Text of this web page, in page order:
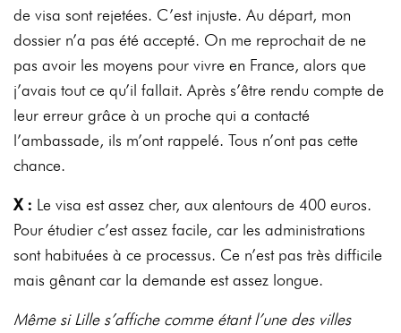
de visa sont rejetées. C’est injuste. Au départ, mon
dossier n’a pas été accepté. On me reprochait de ne
pas avoir les moyens pour vivre en France, alors que
j’avais tout ce qu’il fallait. Après s’être rendu compte de
leur erreur grâce à un proche qui a contacté
l’ambassade, ils m’ont rappelé. Tous n’ont pas cette
chance.
X : Le visa est assez cher, aux alentours de 400 euros.
Pour étudier c’est assez facile, car les administrations
sont habituées à ce processus. Ce n’est pas très difficile
mais gênant car la demande est assez longue.
Même si Lille s’affiche comme étant l’une des villes